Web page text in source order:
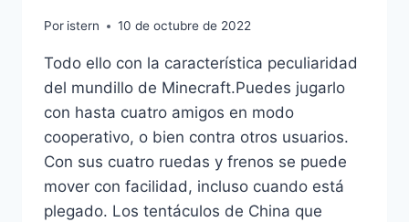
Por istern 10 de octubre de 2022
Todo ello con la característica peculiaridad
del mundillo de Minecraft.Puedes jugarlo
con hasta cuatro amigos en modo
cooperativo, o bien contra otros usuarios.
Con sus cuatro ruedas y frenos se puede
mover con facilidad, incluso cuando está
plegado. Los tentáculos de China que